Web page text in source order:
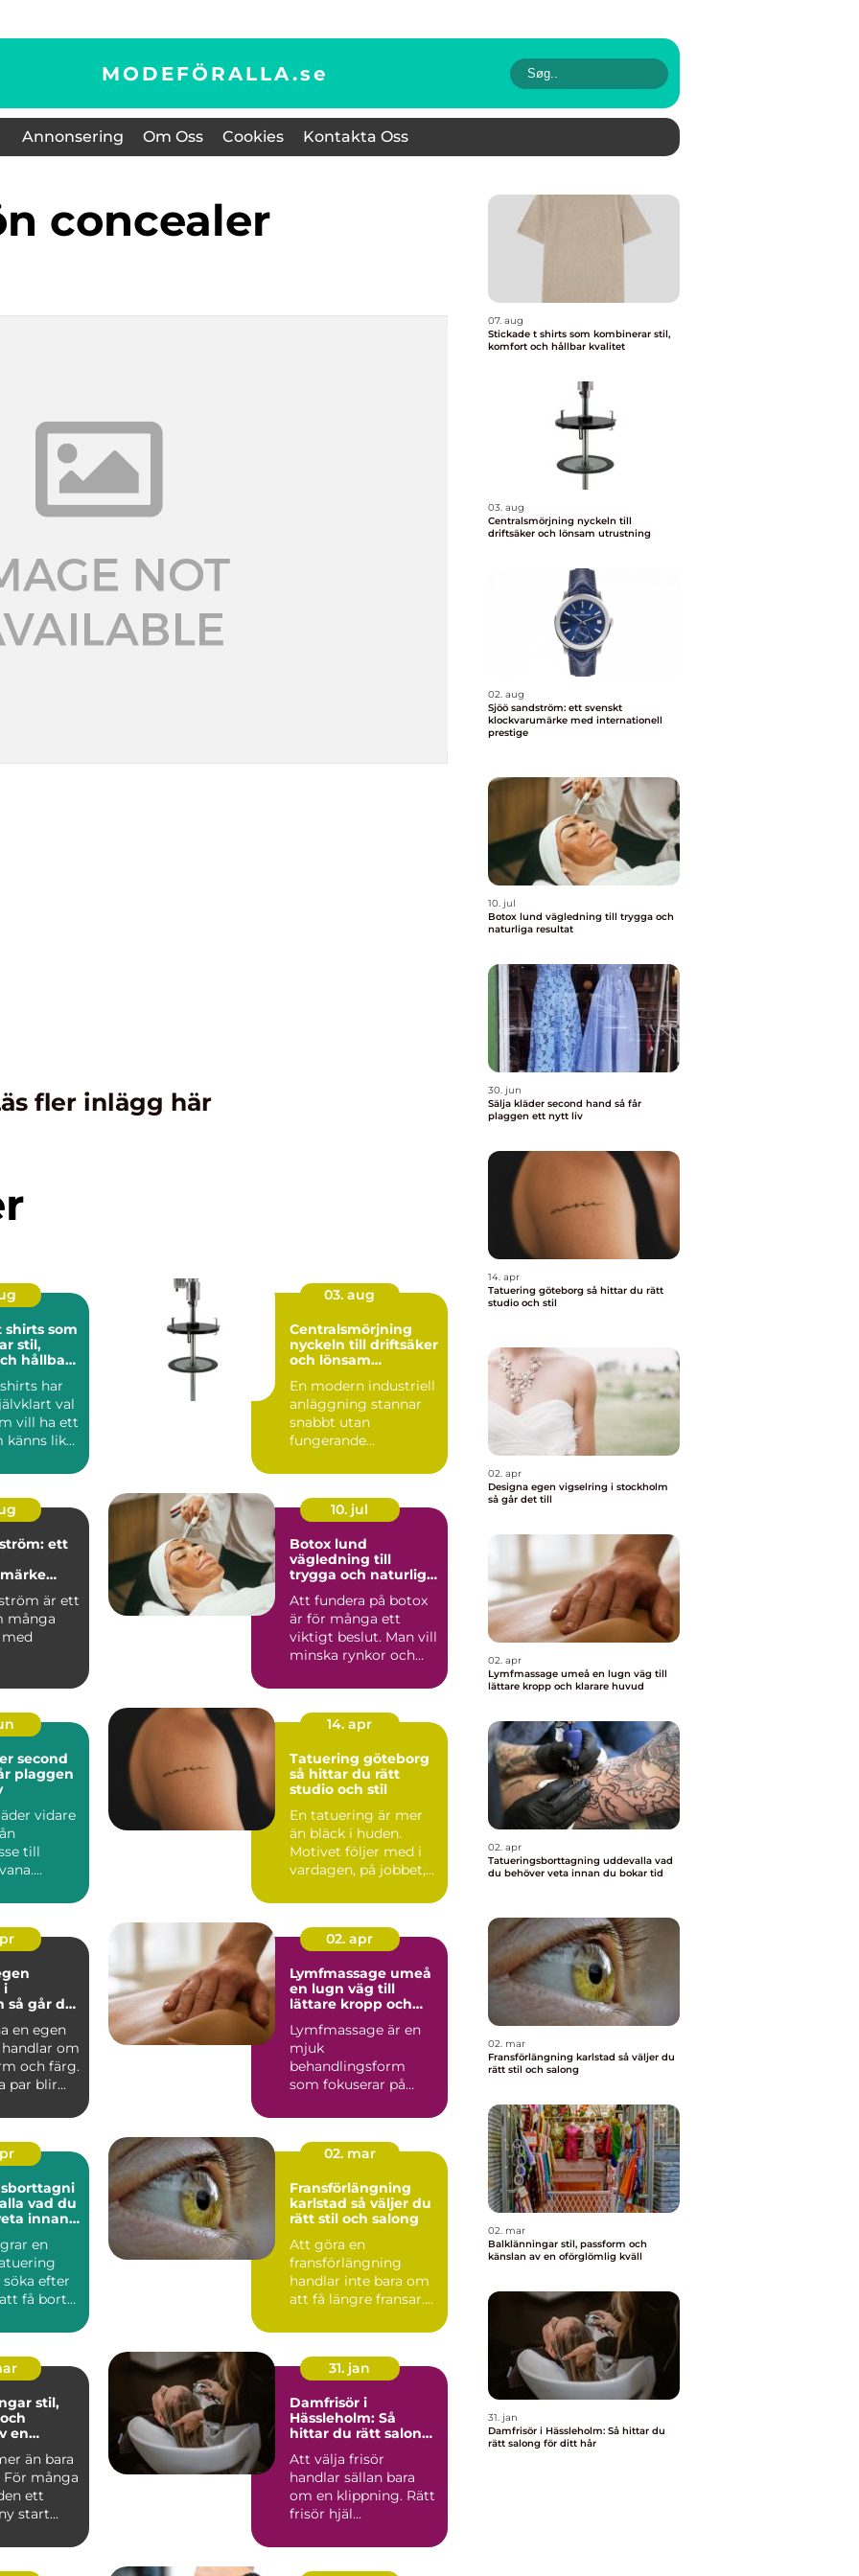
MODEFÖRALLA.se
Annonsering Om Oss Cookies Kontakta Oss
concealer
fler inlägg här
shirts som
stil,
hållbar
har
val
vill ha ett
känns lika
03. aug
Centralsmörjning
nyckeln till driftsäker
och lönsam
En modern industriell
anläggning stannar
snabbt utan
fungerande
skär, bussningar nö...
ett
är ett
många
10. jul
Botox lund
vägledning till
trygga och naturliga
Att fundera på botox
är för många ett
viktigt beslut. Man vill
minska rynkor och
second
vidare
till
14. apr
Tatuering göteborg
så hittar du rätt
studio och stil
En tatuering är mer
än bläck i huden.
Motivet följer med i
vardagen, på jobbet,
alla...
i
en egen
om
och färg.
par blir
02. apr
Lymfmassage umeå
en lugn väg till
lättare kropp och
Lymfmassage är en
mjuk
behandlingsform
som fokuserar på
Behandlingen hjälper
kr...
du
innan
en
efter
få bort
02. mar
Fransförlängning
karlstad så väljer du
rätt stil och salong
Att göra en
fransförlängning
handlar inte bara om
att få längre fransar.
är det...
stil,
en
än bara
För många
ett
start
31. jan
Damfrisör i
Hässleholm: Så
hittar du rätt salong
Att välja frisör
handlar sällan bara
om en klippning. Rätt
frisör hjäl...
07. aug
Stickade t shirts som kombinerar stil,
komfort och hållbar kvalitet
03. aug
Centralsmörjning nyckeln till
driftsäker och lönsam utrustning
02. aug
Sjöö sandström: ett svenskt
klockvarumärke med internationell
prestige
10. jul
Botox lund vägledning till trygga och
naturliga resultat
30. jun
Sälja kläder second hand så får
plaggen ett nytt liv
14. apr
Tatuering göteborg så hittar du rätt
studio och stil
02. apr
Designa egen vigselring i stockholm
så går det till
02. apr
Lymfmassage umeå en lugn väg till
lättare kropp och klarare huvud
02. apr
Tatueringsborttagning uddevalla vad
du behöver veta innan du bokar tid
02. mar
Fransförlängning karlstad så väljer du
rätt stil och salong
02. mar
Balklänningar stil, passform och
känslan av en oförglömlig kväll
31. jan
Damfrisör i Hässleholm: Så hittar du
rätt salong för ditt hår